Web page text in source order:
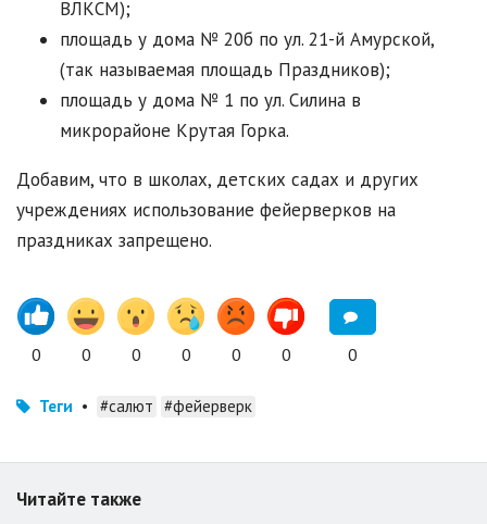
ВЛКСМ);
площадь у дома № 20б по ул. 21-й Амурской,
(так называемая площадь Праздников);
площадь у дома № 1 по ул. Силина в
микрорайоне Крутая Горка.
Добавим, что в школах, детских садах и других
учреждениях использование фейерверков на
праздниках запрещено.
0 0 0 0 0 0 0
Теги • #салют #фейерверк
Читайте также